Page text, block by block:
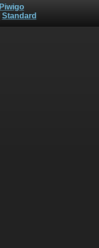
Piwigo
Standard